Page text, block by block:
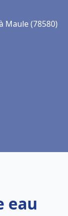
(78580)
eau